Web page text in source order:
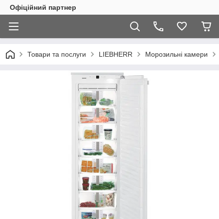
Офіційний партнер
Товари та послуги LIEBHERR Морозильні камери